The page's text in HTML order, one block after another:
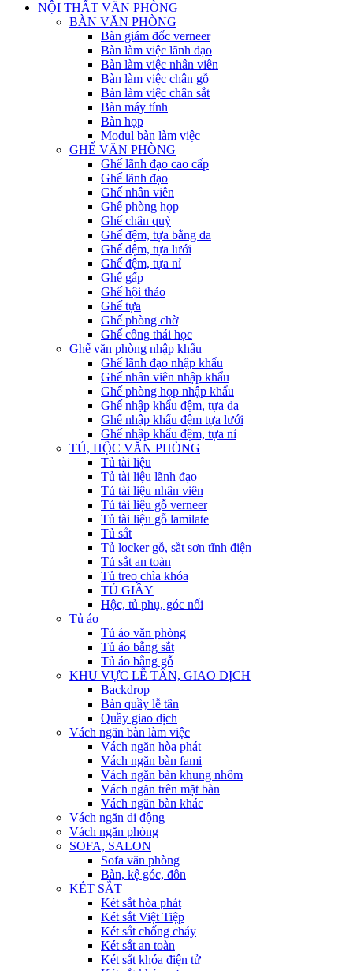
NỘI THẤT VĂN PHÒNG
BÀN VĂN PHÒNG
Bàn giám đốc verneer
Bàn làm việc lãnh đạo
Bàn làm việc nhân viên
Bàn làm việc chân gỗ
Bàn làm việc chân sắt
Bàn máy tính
Bàn họp
Modul bàn làm việc
GHẾ VĂN PHÒNG
Ghế lãnh đạo cao cấp
Ghế lãnh đạo
Ghế nhân viên
Ghế phòng họp
Ghế chân quỳ
Ghế đệm, tựa bằng da
Ghế đệm, tựa lưới
Ghế đệm, tựa nỉ
Ghế gấp
Ghế hội thảo
Ghế tựa
Ghế phòng chờ
Ghế công thái học
Ghế văn phòng nhập khẩu
Ghế lãnh đạo nhập khẩu
Ghế nhân viên nhập khẩu
Ghế phòng họp nhập khẩu
Ghế nhập khẩu đệm, tựa da
Ghế nhập khẩu đệm tựa lưới
Ghế nhập khẩu đệm, tựa nỉ
TỦ, HỘC VĂN PHÒNG
Tủ tài liệu
Tủ tài liệu lãnh đạo
Tủ tài liệu nhân viên
Tủ tài liệu gỗ verneer
Tủ tài liệu gỗ lamilate
Tủ sắt
Tủ locker gỗ, sắt sơn tĩnh điện
Tủ sắt an toàn
Tủ treo chìa khóa
TỦ GIẦY
Hộc, tủ phụ, góc nối
Tủ áo
Tủ áo văn phòng
Tủ áo bằng sắt
Tủ áo bằng gỗ
KHU VỰC LỄ TÂN, GIAO DỊCH
Backdrop
Bàn quầy lễ tân
Quầy giao dịch
Vách ngăn bàn làm việc
Vách ngăn hòa phát
Vách ngăn bàn fami
Vách ngăn bàn khung nhôm
Vách ngăn trên mặt bàn
Vách ngăn bàn khác
Vách ngăn di động
Vách ngăn phòng
SOFA, SALON
Sofa văn phòng
Bàn, kệ góc, đôn
KÉT SẮT
Két sắt hòa phát
Két sắt Việt Tiệp
Két sắt chống cháy
Két sắt an toàn
Két sắt khóa điện tử